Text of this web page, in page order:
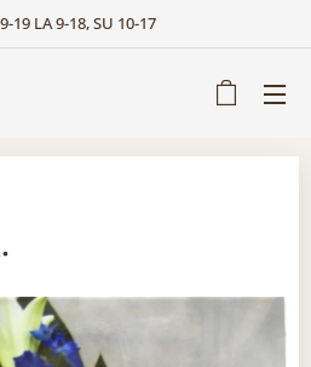
19 LA 9-18, SU 10-17